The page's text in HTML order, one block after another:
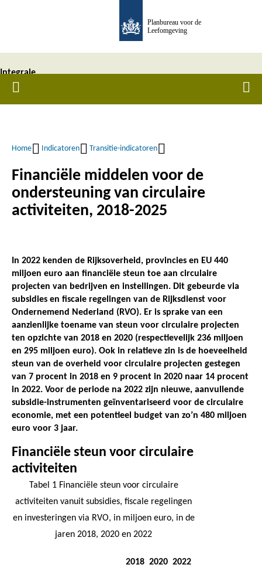
inhoud
gaan
Planbureau voor de
Leefomgeving
Integrale
Circulaire
2025
Home
Kruimelpad
Home Indicatoren Transitie-indicatoren
Financiële middelen voor de
ondersteuning van circulaire
activiteiten, 2018-2025
In 2022 kenden de Rijksoverheid, provincies en EU 440
miljoen euro aan financiële steun toe aan circulaire
projecten van bedrijven en instellingen. Dit gebeurde via
subsidies en fiscale regelingen van de Rijksdienst voor
Ondernemend Nederland (RVO). Er is sprake van een
aanzienlijke toename van steun voor circulaire projecten
ten opzichte van 2018 en 2020 (respectievelijk 236 miljoen
en 295 miljoen euro). Ook in relatieve zin is de hoeveelheid
steun van de overheid voor circulaire projecten gestegen
van 7 procent in 2018 en 9 procent in 2020 naar 14 procent
in 2022. Voor de periode na 2022 zijn nieuwe, aanvullende
subsidie-instrumenten geïnventariseerd voor de circulaire
economie, met een potentieel budget van zo’n 480 miljoen
euro voor 3 jaar.
Financiële steun voor circulaire
activiteiten
Tabel 1 Financiële steun voor circulaire
activiteiten vanuit subsidies, fiscale regelingen
en investeringen via RVO, in miljoen euro, in de
jaren 2018, 2020 en 2022
2018 2020 2022